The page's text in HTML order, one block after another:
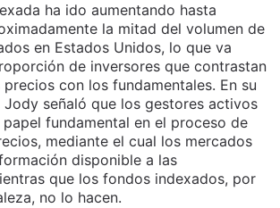
ha ido aumentando hasta
la mitad del volumen de
en Estados Unidos, lo que va
de inversores que contrastan
con los fundamentales. En su
Jody señaló que los gestores activos
papel fundamental en el proceso de
mediante el cual los mercados
disponible a las
que los fondos indexados, por
no lo hacen.